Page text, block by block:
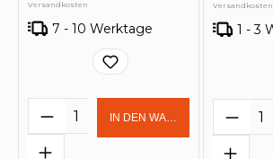
Versandkosten
7 - 10 Werktage
Produkt Anzahl: Gib
IN DEN WARENKORB
Versandkosten
1 - 3